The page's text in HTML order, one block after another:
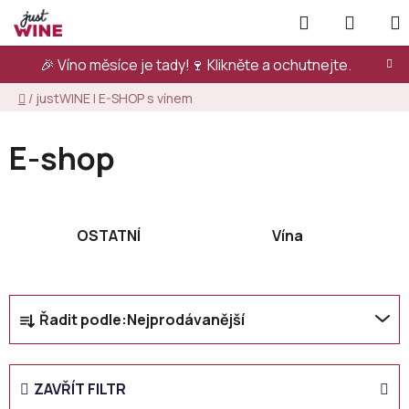
Přejít
na
obsah
🎉 Víno měsíce je tady!🍷 Klikněte a ochutnejte.
Hledat
KOŠÍK
Domů
/ justWINE | E-SHOP s vínem
E-shop
OSTATNÍ Vína
Ř
a
z
n
Řadit podle:Nejprodávanější
ZAVŘÍT FILTR